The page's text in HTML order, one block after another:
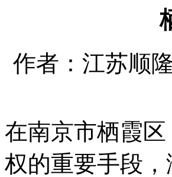
作者：江苏顺
在南京市栖霞区
权的重要手段